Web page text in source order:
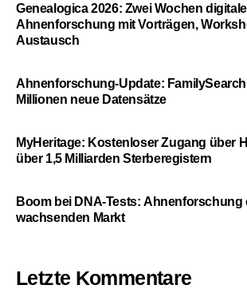
Genealogica 2026: Zwei Wochen digitale
Ahnenforschung mit Vorträgen,
Austausch
Ahnenforschung-Update:
Millionen neue Datensätze
MyHeritage: Kostenloser Zugang über
über 1,5 Milliarden Sterberegistern
Boom bei DNA-Tests: Ahnenforschung
wachsenden Markt
Letzte Kommentare